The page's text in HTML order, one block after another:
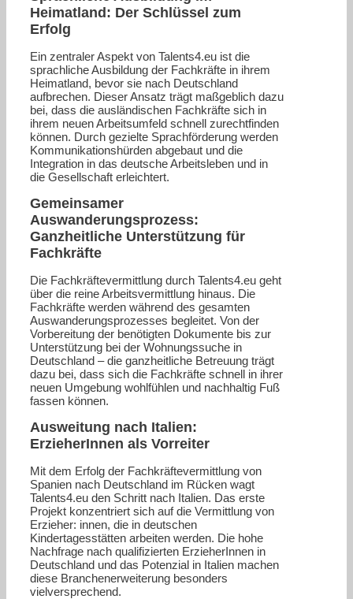
Heimatland: Der Schlüssel zum
Erfolg
Ein zentraler Aspekt von Talents4.eu ist die
sprachliche Ausbildung der Fachkräfte in ihrem
Heimatland, bevor sie nach Deutschland
aufbrechen. Dieser Ansatz trägt maßgeblich dazu
bei, dass die ausländischen Fachkräfte sich in
ihrem neuen Arbeitsumfeld schnell zurechtfinden
können. Durch gezielte Sprachförderung werden
Kommunikationshürden abgebaut und die
Integration in das deutsche Arbeitsleben und in
die Gesellschaft erleichtert.
Gemeinsamer
Auswanderungsprozess:
Ganzheitliche Unterstützung für
Fachkräfte
Die Fachkräftevermittlung durch Talents4.eu geht
über die reine Arbeitsvermittlung hinaus. Die
Fachkräfte werden während des gesamten
Auswanderungsprozesses begleitet. Von der
Vorbereitung der benötigten Dokumente bis zur
Unterstützung bei der Wohnungssuche in
Deutschland – die ganzheitliche Betreuung trägt
dazu bei, dass sich die Fachkräfte schnell in ihrer
neuen Umgebung wohlfühlen und nachhaltig Fuß
fassen können.
Ausweitung nach Italien:
ErzieherInnen als Vorreiter
Mit dem Erfolg der Fachkräftevermittlung von
Spanien nach Deutschland im Rücken wagt
Talents4.eu den Schritt nach Italien. Das erste
Projekt konzentriert sich auf die Vermittlung von
Erzieher: innen, die in deutschen
Kindertagesstätten arbeiten werden. Die hohe
Nachfrage nach qualifizierten ErzieherInnen in
Deutschland und das Potenzial in Italien machen
diese Branchenerweiterung besonders
vielversprechend.